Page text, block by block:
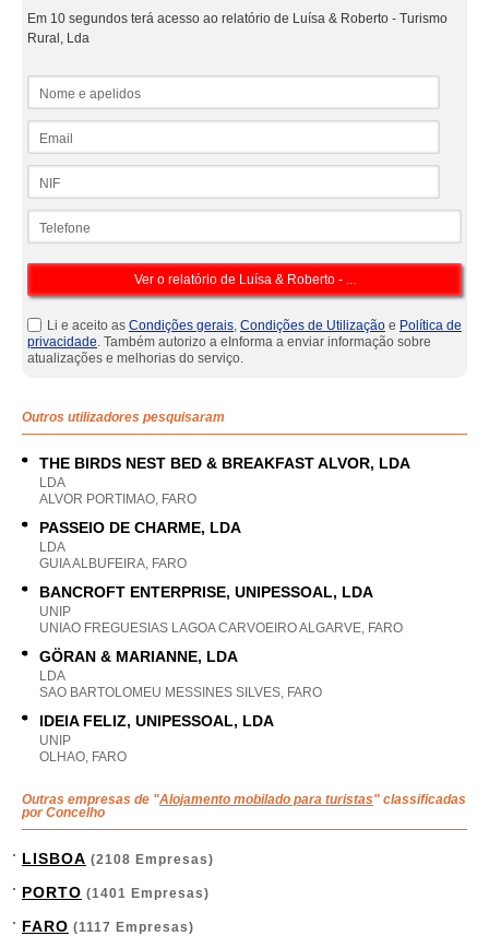
Em 10 segundos terá acesso ao relatório de Luísa & Roberto - Turismo
Rural, Lda
Li e aceito as Condições gerais, Condições de Utilização e Política de
privacidade. Também autorizo a eInforma a enviar informação sobre
atualizações e melhorias do serviço.
Outros utilizadores pesquisaram
THE BIRDS NEST BED & BREAKFAST ALVOR, LDA
LDA
ALVOR PORTIMAO, FARO
PASSEIO DE CHARME, LDA
LDA
GUIA ALBUFEIRA, FARO
BANCROFT ENTERPRISE, UNIPESSOAL, LDA
UNIP
UNIAO FREGUESIAS LAGOA CARVOEIRO ALGARVE, FARO
GÖRAN & MARIANNE, LDA
LDA
SAO BARTOLOMEU MESSINES SILVES, FARO
IDEIA FELIZ, UNIPESSOAL, LDA
UNIP
OLHAO, FARO
Outras empresas de "Alojamento mobilado para turistas" classificadas
por Concelho
LISBOA (2108 Empresas)
PORTO (1401 Empresas)
FARO (1117 Empresas)